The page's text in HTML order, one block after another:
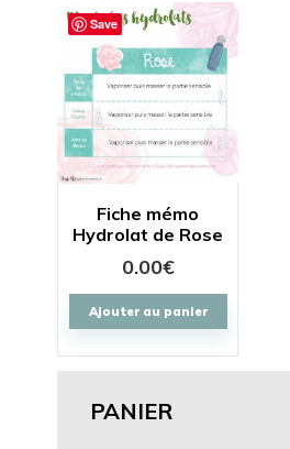
Fiche mémo
Hydrolat de Rose
0.00€
Ajouter au panier
PANIER
Save